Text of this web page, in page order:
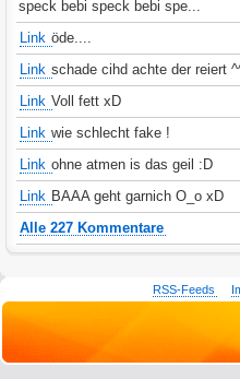
speck bebi speck bebi spe...
Link öde....
Link schade cihd achte der reiert
Link Voll fett xD
Link wie schlecht fake !
Link ohne atmen is das geil :D
Link BAAA geht garnich O_o xD
Alle 227 Kommentare
RSS-Feeds